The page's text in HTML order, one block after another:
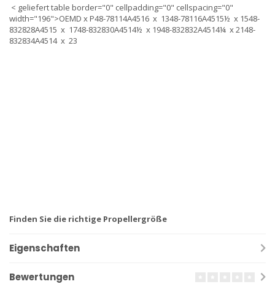
< geliefert table border="0" cellpadding="0" cellspacing="0"
width="196">OEMD x P48-78114A4516 x 1348-78116A4515½ x 1548-
832828A4515 x 1748-832830A4514½ x 1948-832832A4514¼ x 2148-
832834A4514 x 23
Finden Sie die richtige Propellergröße
Eigenschaften
Bewertungen